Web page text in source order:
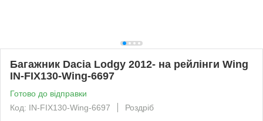
Багажник Dacia Lodgy 2012- на рейлінги Wing
IN-FIX130-Wing-6697
Готово до відправки
Код: IN-FIX130-Wing-6697
Роздріб